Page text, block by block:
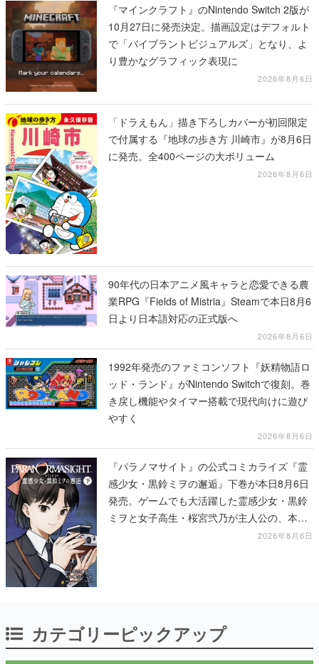
『マインクラフト』のNintendo Switch 2版が
10月27日に発売決定。描画設定はデフォルト
で「バイブラントビジュアルズ」となり、よ
り豊かなグラフィック表現に
2026年8月6日
「ドラえもん」描き下ろしカバーが初回限定
で付属する『地球の歩き方 川崎市』が8月6日
に発売。全400ページの大ボリューム
2026年8月6日
90年代の日本アニメ風キャラと恋愛できる農
業RPG『Fields of Mistria』Steamで本日8月6
日より日本語対応の正式版へ
2026年8月6日
1992年発売のファミコンソフト『妖精物語ロ
ッド・ランド』がNintendo Switchで復刻。巻
き戻し機能やタイマー搭載で現代向けに遊び
やすく
2026年8月6日
『パラノマサイト』の公式コミカライズ『霊
感少女・黒鈴ミヲの邂逅』下巻が本日8月6日
発売。ゲームでも大活躍した霊感少女・黒鈴
ミヲと女子高生・桜宮弐乃が主人公の、本編
2026年8月6日
カテゴリーピックアップ